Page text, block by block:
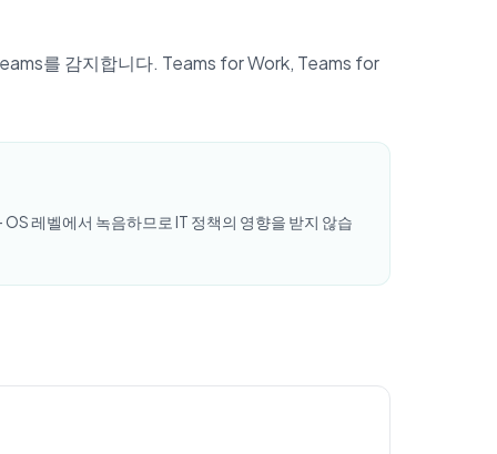
를 감지합니다. Teams for Work, Teams for
레벨에서 녹음하므로 IT 정책의 영향을 받지 않습